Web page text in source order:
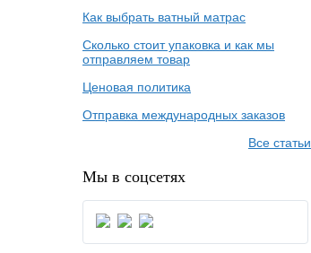
Как выбрать ватный матрас
Сколько стоит упаковка и как мы
отправляем товар
Ценовая политика
Отправка международных заказов
Все статьи
Мы в соцсетях